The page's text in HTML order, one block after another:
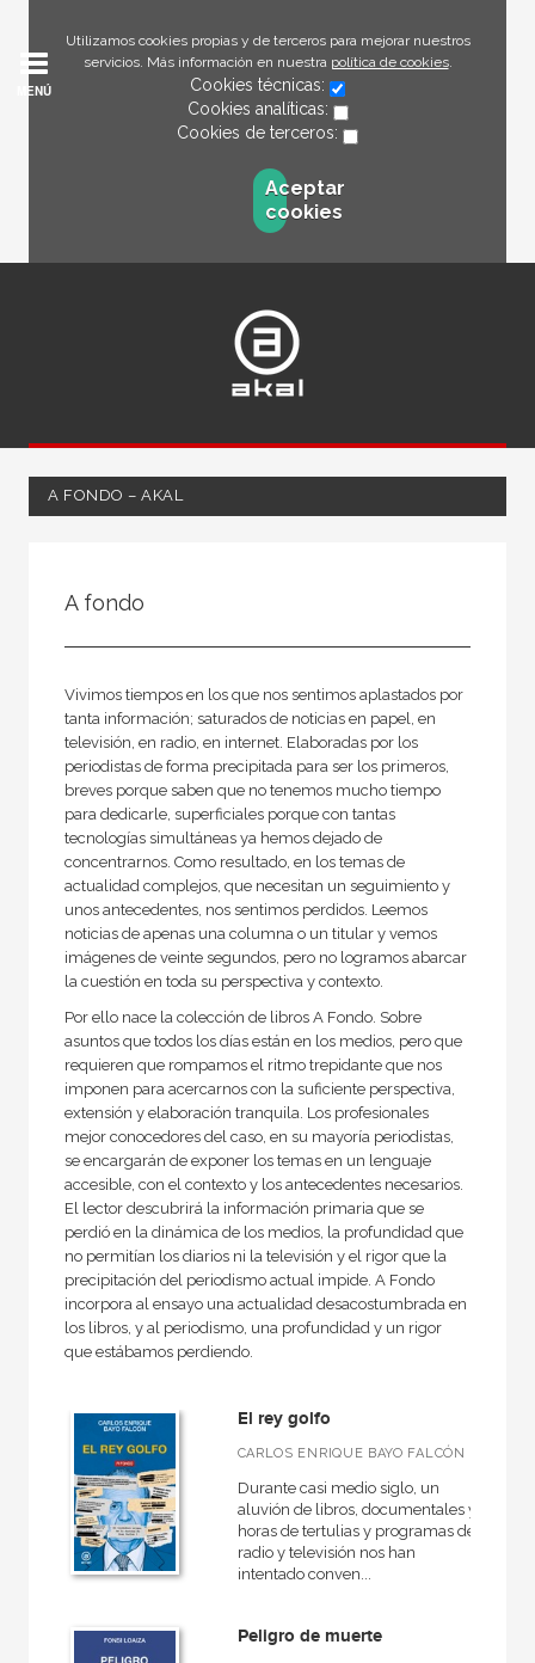
Utilizamos cookies propias y de terceros para mejorar nuestros
servicios. Más información en nuestra política de cookies.
Cookies técnicas:
Cookies analíticas:
Cookies de terceros:
Aceptar
cookies
MENÚ
A FONDO – AKAL
50 Aniversario
A fondo
Ágora / Teoría
Akadémica
Akal Infantil
Anverso
Arealonga - Letras galegas
Arqueología
Arquitectura
Arquitectura (textos de arquitectura)
VER TODAS... (148)
MATERIAS
Actualidad
Ciencias humanas y sociales
Ciencias naturales y técnicas
Ficción
Infantil y juvenil
Texto escolar
Cartoné
A fondo
Vivimos tiempos en los que nos sentimos aplastados por
tanta información; saturados de noticias en papel, en
televisión, en radio, en internet. Elaboradas por los
periodistas de forma precipitada para ser los primeros,
breves porque saben que no tenemos mucho tiempo
para dedicarle, superficiales porque con tantas
tecnologías simultáneas ya hemos dejado de
concentrarnos. Como resultado, en los temas de
actualidad complejos, que necesitan un seguimiento y
unos antecedentes, nos sentimos perdidos. Leemos
noticias de apenas una columna o un titular y vemos
imágenes de veinte segundos, pero no logramos abarcar
la cuestión en toda su perspectiva y contexto.
Por ello nace la colección de libros A Fondo. Sobre
asuntos que todos los días están en los medios, pero que
requieren que rompamos el ritmo trepidante que nos
imponen para acercarnos con la suficiente perspectiva,
extensión y elaboración tranquila. Los profesionales
mejor conocedores del caso, en su mayoría periodistas,
se encargarán de exponer los temas en un lenguaje
accesible, con el contexto y los antecedentes necesarios.
El lector descubrirá la información primaria que se
perdió en la dinámica de los medios, la profundidad que
no permitían los diarios ni la televisión y el rigor que la
precipitación del periodismo actual impide. A Fondo
incorpora al ensayo una actualidad desacostumbrada en
los libros, y al periodismo, una profundidad y un rigor
que estábamos perdiendo.
El rey golfo
CARLOS ENRIQUE BAYO FALCÓN
Durante casi medio siglo, un
aluvión de libros, documentales y
horas de tertulias y programas de
radio y televisión nos han
intentado conven...
Peligro de muerte